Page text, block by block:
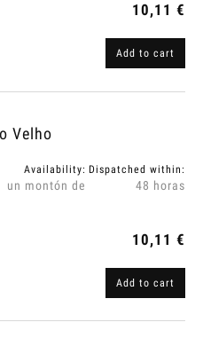
10,11 €
Add to cart
Velho
Availability:
un montón de
Dispatched within:
48 horas
10,11 €
Add to cart